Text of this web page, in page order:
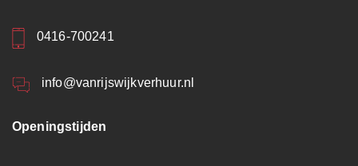
0416-700241
info@vanrijswijkverhuur.nl
Openingstijden